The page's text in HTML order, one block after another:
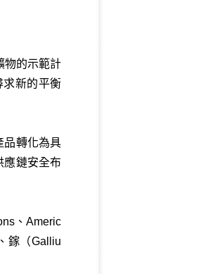
物的示範計
求新的平衡
品轉化為具
應鏈安全布
、Americ
鎵（Galliu